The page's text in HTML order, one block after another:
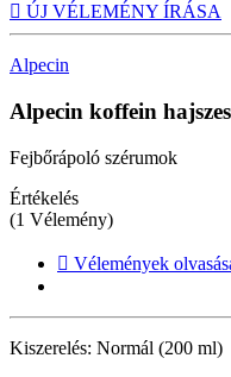
 ÚJ VÉLEMÉNY ÍRÁSA
Alpecin
Alpecin koffein
Fejbőrápoló szérumok
Értékelés
(1 Vélemény)
 Vélemények
Kiszerelés: Normál (200 ml)